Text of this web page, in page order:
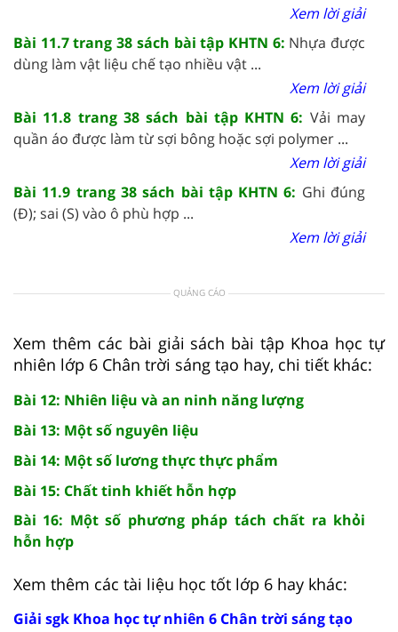
Xem lời giải
Bài 11.7 trang 38 sách bài tập KHTN 6: Nhựa được
dùng làm vật liệu chế tạo nhiều vật ...
Xem lời giải
Bài 11.8 trang 38 sách bài tập KHTN 6: Vải may
quần áo được làm từ sợi bông hoặc sợi polymer ...
Xem lời giải
Bài 11.9 trang 38 sách bài tập KHTN 6: Ghi đúng
(Đ); sai (S) vào ô phù hợp ...
Xem lời giải
QUẢNG CÁO
Xem thêm các bài giải sách bài tập Khoa học tự
nhiên lớp 6 Chân trời sáng tạo hay, chi tiết khác:
Bài 12: Nhiên liệu và an ninh năng lượng
Bài 13: Một số nguyên liệu
Bài 14: Một số lương thực thực phẩm
Bài 15: Chất tinh khiết hỗn hợp
Bài 16: Một số phương pháp tách chất ra khỏi
hỗn hợp
Xem thêm các tài liệu học tốt lớp 6 hay khác:
Giải sgk Khoa học tự nhiên 6 Chân trời sáng tạo